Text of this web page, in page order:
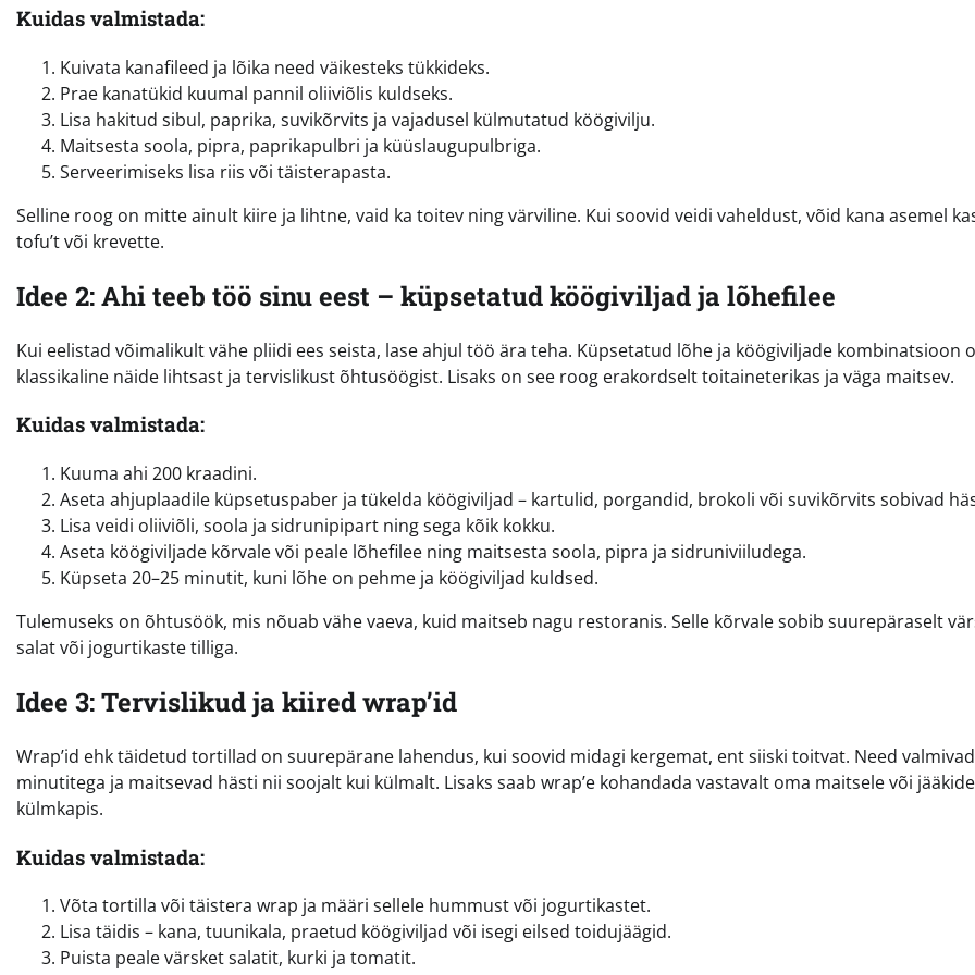
Kuidas valmistada:
Kuivata kanafileed ja lõika need väikesteks tükkideks.
Prae kanatükid kuumal pannil oliiviõlis kuldseks.
Lisa hakitud sibul, paprika, suvikõrvits ja vajadusel külmutatud köögivilju.
Maitsesta soola, pipra, paprikapulbri ja küüslaugupulbriga.
Serveerimiseks lisa riis või täisterapasta.
Selline roog on mitte ainult kiire ja lihtne, vaid ka toitev ning värviline. Kui soovid veidi vaheldust, võid kana asemel
tofu’t või krevette.
Idee 2: Ahi teeb töö sinu eest – küpsetatud köögiviljad ja lõhefilee
Kui eelistad võimalikult vähe pliidi ees seista, lase ahjul töö ära teha. Küpsetatud lõhe ja köögiviljade kombinatsioon
klassikaline näide lihtsast ja tervislikust õhtusöögist. Lisaks on see roog erakordselt toitaineterikas ja väga maitsev.
Kuidas valmistada:
Kuuma ahi 200 kraadini.
Aseta ahjuplaadile küpsetuspaber ja tükelda köögiviljad – kartulid, porgandid, brokoli või suvikõrvits sobivad
Lisa veidi oliiviõli, soola ja sidrunipipart ning sega kõik kokku.
Aseta köögiviljade kõrvale või peale lõhefilee ning maitsesta soola, pipra ja sidruniviiludega.
Küpseta 20–25 minutit, kuni lõhe on pehme ja köögiviljad kuldsed.
Tulemuseks on õhtusöök, mis nõuab vähe vaeva, kuid maitseb nagu restoranis. Selle kõrvale sobib suurepäraselt
salat või jogurtikaste tilliga.
Idee 3: Tervislikud ja kiired wrap’id
Wrap’id ehk täidetud tortillad on suurepärane lahendus, kui soovid midagi kergemat, ent siiski toitvat. Need valmivad
minutitega ja maitsevad hästi nii soojalt kui külmalt. Lisaks saab wrap’e kohandada vastavalt oma maitsele või
külmkapis.
Kuidas valmistada:
Võta tortilla või täistera wrap ja määri sellele hummust või jogurtikastet.
Lisa täidis – kana, tuunikala, praetud köögiviljad või isegi eilsed toidujäägid.
Puista peale värsket salatit, kurki ja tomatit.